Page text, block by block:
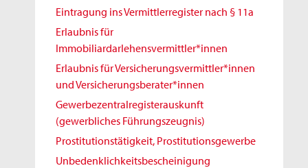
Eintragung ins Vermittlerregister nach § 11a
Erlaubnis für
Immobiliardarlehensvermittler*innen
Erlaubnis für Versicherungsvermittler*innen
und Versicherungsberater*innen
Gewerbezentralregisterauskunft
(gewerbliches Führungszeugnis)
Prostitutionstätigkeit, Prostitutionsgewerbe
Unbedenklichkeitsbescheinigung